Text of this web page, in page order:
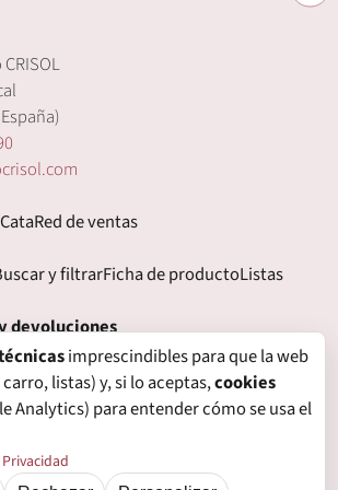
Red de ventas
y filtrarFicha de productoListas
devoluciones
Formas de pagoGastos de envío
DevolucionesGarantía
Preferencias de cookies
imprescindibles para que la web
listas) y, si lo aceptas,cookies
Analytics) para entender cómo se usa el
Privacidad